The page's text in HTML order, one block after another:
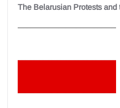
The Belarusian Protests and